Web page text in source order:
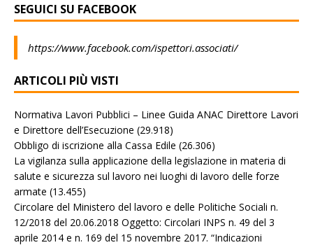
SEGUICI SU FACEBOOK
https://www.facebook.com/ispettori.associati/
ARTICOLI PIÙ VISTI
Normativa Lavori Pubblici – Linee Guida ANAC Direttore Lavori
e Direttore dell’Esecuzione (29.918)
Obbligo di iscrizione alla Cassa Edile (26.306)
La vigilanza sulla applicazione della legislazione in materia di
salute e sicurezza sul lavoro nei luoghi di lavoro delle forze
armate (13.455)
Circolare del Ministero del lavoro e delle Politiche Sociali n.
12/2018 del 20.06.2018 Oggetto: Circolari INPS n. 49 del 3
aprile 2014 e n. 169 del 15 novembre 2017. “Indicazioni